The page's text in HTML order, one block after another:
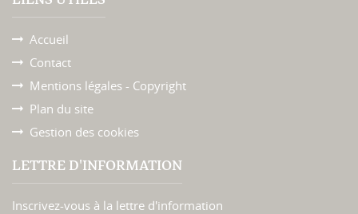
Accueil
Contact
Mentions légales - Copyright
Plan du site
Gestion des cookies
LETTRE D'INFORMATION
Inscrivez-vous à la lettre d'information